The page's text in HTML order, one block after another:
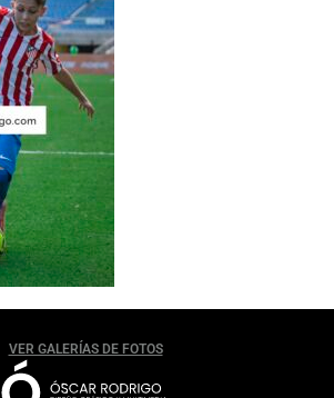
VER GALERÍAS DE FOTOS